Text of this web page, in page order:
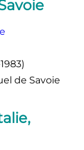
de Savoie